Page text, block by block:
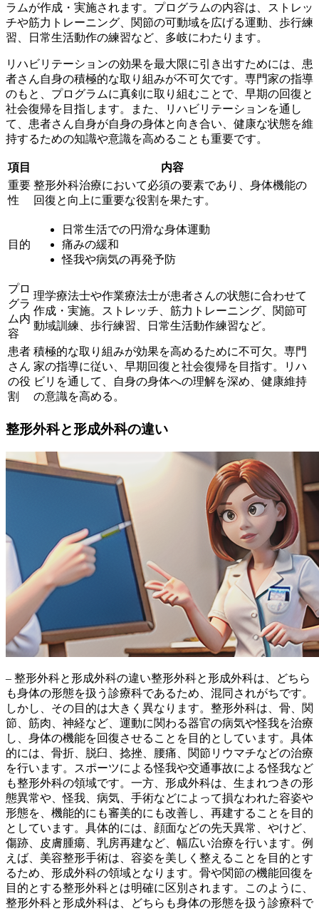
ラムが作成・実施されます。プログラムの内容は、ストレッ
チや筋力トレーニング、関節の可動域を広げる運動、歩行練
習、日常生活動作の練習など、多岐にわたります。
リハビリテーションの効果を最大限に引き出すためには、 患
者さん自身の積極的な取り組みが不可欠です。専門家の指導
のもと、プログラムに真剣に取り組むことで、早期の回復と
社会復帰を目指します。また、リハビリテーションを通し
て、患者さん自身が自身の身体と向き合い、健康な状態を維
持するための知識や意識を高めることも重要です。
項目
内容
重要
性
整形外科治療において必須の要素であり、身体機能の
回復と向上に重要な役割を果たす。
目的
日常生活での円滑な身体運動
痛みの緩和
怪我や病気の再発予防
プロ
グラ
ム内
容
理学療法士や作業療法士が患者さんの状態に合わせて
作成・実施。ストレッチ、筋力トレーニング、関節可
動域訓練、歩行練習、日常生活動作練習など。
患者
さん
の役
割
積極的な取り組みが効果を高めるために不可欠。専門
家の指導に従い、早期回復と社会復帰を目指す。リハ
ビリを通して、自身の身体への理解を深め、健康維持
の意識を高める。
整形外科と形成外科の違い
– 整形外科と形成外科の違い整形外科と形成外科は、どちら
も身体の形態を扱う診療科であるため、混同されがちです。
しかし、その目的は大きく異なります。整形外科は、 骨、関
節、筋肉、神経など、運動に関わる器官の病気や怪我を治療
し、身体の機能を回復させる ことを目的としています。具体
的には、骨折、脱臼、捻挫、腰痛、関節リウマチなどの治療
を行います。スポーツによる怪我や交通事故による怪我など
も整形外科の領域です。一方、形成外科は、 生まれつきの形
態異常や、怪我、病気、手術などによって損なわれた容姿や
形態を、機能的にも審美的にも改善し、再建する ことを目的
としています。具体的には、顔面などの先天異常、やけど、
傷跡、皮膚腫瘍、乳房再建など、幅広い治療を行います。例
えば、美容整形手術は、 容姿を美しく整えることを目的とす
るため、形成外科の領域となります。骨や関節の機能回復を
目的とする整形外科とは明確に区別されます。このように、
整形外科と形成外科は、どちらも身体の形態を扱う診療科で